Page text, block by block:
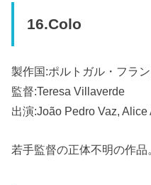
16.Colo
製作国:ポルトガル・フラン
監督:Teresa Villaverde
出演:João Pedro Vaz,
若手監督の正体不明の作品